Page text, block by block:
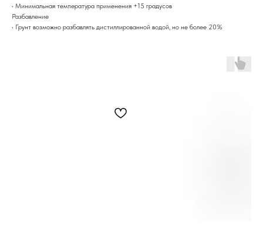
• Минимальная температура применения +15 градусов
Разбавление
• Грунт возможно разбавлять дистиллированной водой, но не более 20%